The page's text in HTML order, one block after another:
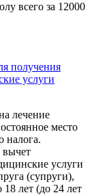
всего за 12000
получения
услуги
лечение
место
налога.
вычет
услуги
(супруги),
18 лет (до 24 лет